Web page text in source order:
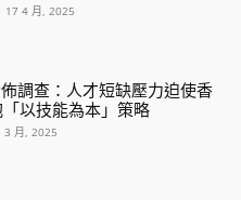
17 4 月, 2025
調查：人才短缺壓力迫使香
以技能為本」策略
3 月, 2025